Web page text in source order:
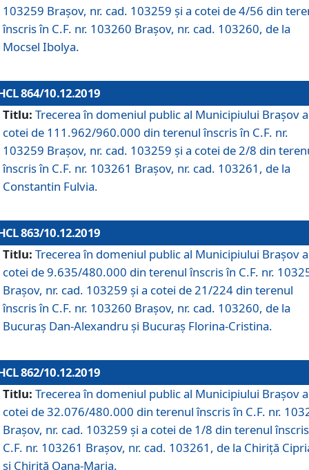
103259 Brașov, nr. cad. 103259 și a cotei de 4/56 din
înscris în C.F. nr. 103260 Brașov, nr. cad. 103260, de la
Mocsel Ibolya.
864/10.12.2019
Titlu: Trecerea în domeniul public al Municipiului Braşov a
cotei de 111.962/960.000 din terenul înscris în C.F. nr.
103259 Brașov, nr. cad. 103259 și a cotei de 2/8 din
înscris în C.F. nr. 103261 Brașov, nr. cad. 103261, de la
Constantin Fulvia.
863/10.12.2019
Titlu: Trecerea în domeniul public al Municipiului Braşov a
cotei de 9.635/480.000 din terenul înscris în C.F. nr.
Brașov, nr. cad. 103259 și a cotei de 21/224 din terenul
înscris în C.F. nr. 103260 Brașov, nr. cad. 103260, de la
Bucuraș Dan-Alexandru și Bucuraș Florina-Cristina.
862/10.12.2019
Titlu: Trecerea în domeniul public al Municipiului Braşov a
cotei de 32.076/480.000 din terenul înscris în C.F. nr.
Brașov, nr. cad. 103259 și a cotei de 1/8 din terenul
C.F. nr. 103261 Brașov, nr. cad. 103261, de la Chiriță
și Chiriță Oana-Maria.